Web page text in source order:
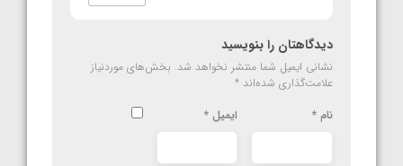
دیدگاهتان را بنویسید
نشانی ایمیل شما منتشر نخواهد شد. بخش‌های موردنیاز
علامت‌گذاری شده‌اند *
نام * ایمیل *